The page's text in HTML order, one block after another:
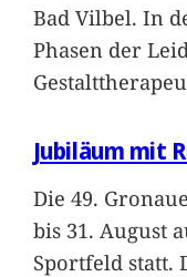
Bad Vilbel. In
Phasen der
Jubiläum mit
Die 49.
bis 31. August
Sportfeld statt.